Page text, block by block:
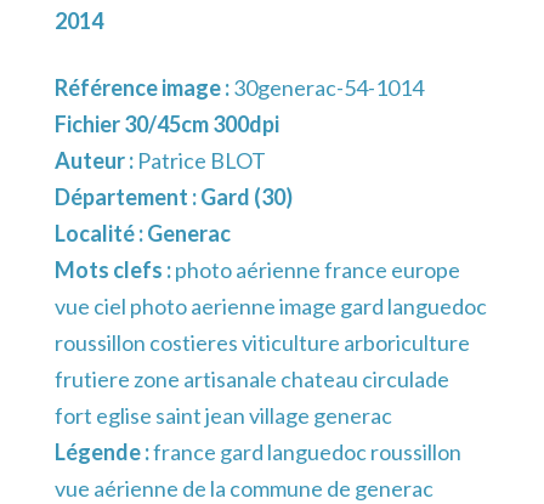
2014
Référence image :30generac-54-1014
Fichier 30/45cm 300dpi
Auteur : Patrice BLOT
Département :Gard (30)
Localité :Generac
Mots clefs :photo aérienne france europe
vue ciel photo aerienne image gard languedoc
roussillon costieres viticulture arboriculture
frutiere zone artisanale chateau circulade
fort eglise saint jean village generac
Légende :france gard languedoc roussillon
vue aérienne de la commune de generac